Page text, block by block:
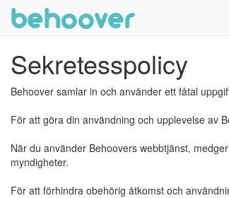
behoover
Sekretesspolicy
Behoover samlar in och använder ett fåtal
För att göra din användning och upplevelse av
När du använder Behoovers webbtjänst,
myndigheter.
För att förhindra obehörig åtkomst och